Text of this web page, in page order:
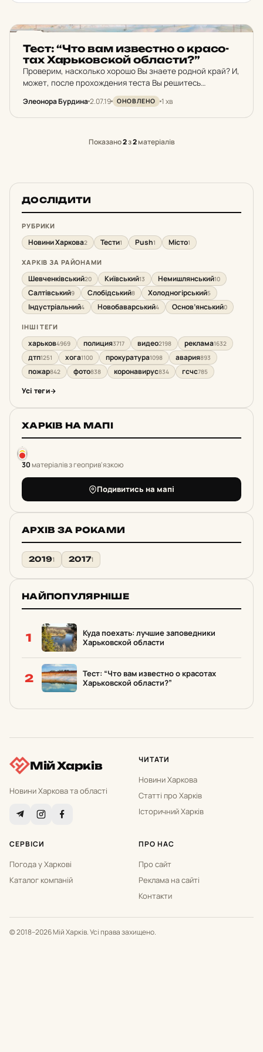
Тест: “Что вам из­вес­тно о кра­со­
тах Харь­ков­ской об­лас­ти?”
Проверим, насколько хорошо Вы знаете родной край? И,
может, после прохождения теста Вы решитесь
отправиться на экскурсию.
Элеонора Бурдина2.07.19 ОНОВЛЕНО 1 хв
Показано2з2матеріалів
ДОСЛІДИТИ
РУБРИКИ
Новини Харкова2 Тести1 Push1 Місто1
ХАРКІВ ЗА РАЙОНАМИ
Шевченківський20 Київський13 Немишлянський10
Салтівський9 Слобідський8 Холодногірський5
Індустріальний4 Новобаварський4 Основ’янський0
ІНШІ ТЕГИ
харьков4969 полиция3717 видео2198 реклама1632
дтп1251 хога1100 прокуратура1098 авария893
пожар842 фото838 коронавирус834 гсчс785
Усі теги
ХАРКІВ НА МАПІ
30матеріалів з геоприв'язкою
Подивитись на мапі
АРХІВ ЗА РОКАМИ
20191 20171
НАЙПОПУЛЯРНІШЕ
1
Куда поехать: лучшие заповедники
Харьковской области
2
Тест: “Что вам известно о красотах
Харьковской области?”
Мій Харків
Новини Харкова та області
ЧИТАТИ
Новини Харкова
Статті про Харків
Історичний Харків
СЕРВІСИ
Погода у Харкові
Каталог компаній
ПРО НАС
Про сайт
Реклама на сайті
Контакти
© 2018–2026 Мій Харків. Усі права захищено.